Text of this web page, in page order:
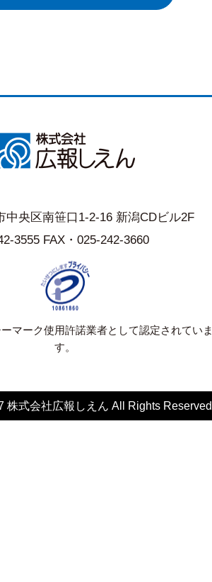
中央区南笹口1-2-16 新潟CDビル2F
3555 FAX・025-242-3660
マーク使用許諾業者として認定されてい
す。
株式会社広報しえん All Rights